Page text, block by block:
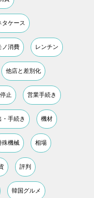
タケース
ノ消費 レンチン
他店と差別化
止 営業手続き
・手続き 機材
殊機械 相場
評判
韓国グルメ